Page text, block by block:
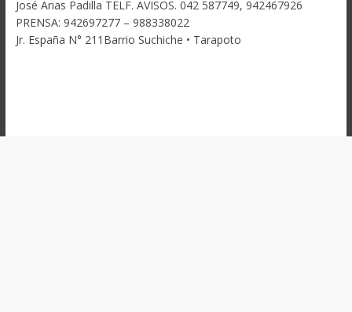
José Arias Padilla TELF. AVISOS. 042 587749, 942467926
PRENSA: 942697277 – 988338022
Jr. España N° 211Barrio Suchiche • Tarapoto